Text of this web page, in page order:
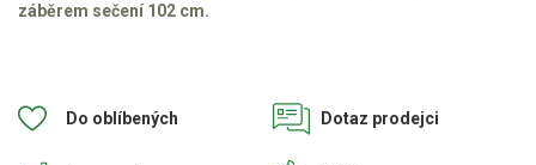
VARI multifunkční nosiče
Vertikutátory
záběrem sečení 102 cm.
Do oblíbených Dotaz prodejci